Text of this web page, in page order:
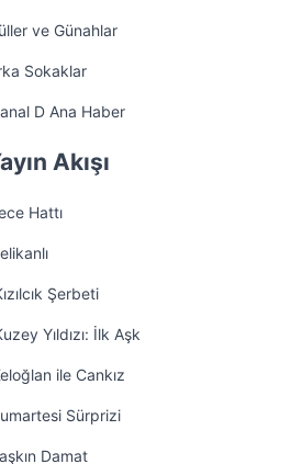
ve Günahlar
Sokaklar
D Ana Haber
Akışı
Hattı
Şerbeti
Yıldızı: İlk Aşk
ile Cankız
Sürprizi
Damat